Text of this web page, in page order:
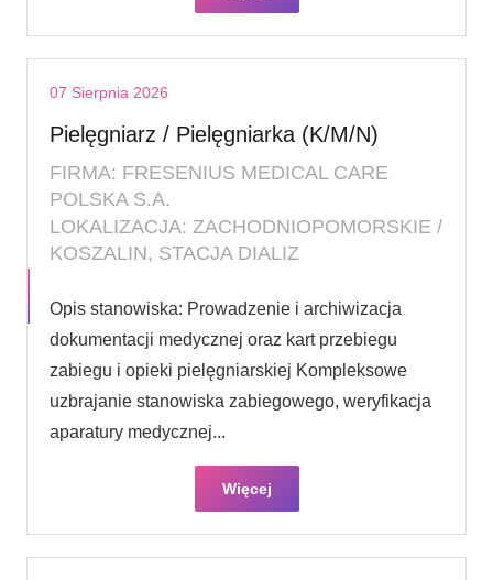
07 Sierpnia 2026
Pielęgniarz / Pielęgniarka (K/M/N)
FIRMA: FRESENIUS MEDICAL CARE
POLSKA S.A.
LOKALIZACJA: ZACHODNIOPOMORSKIE /
KOSZALIN, STACJA DIALIZ
Opis stanowiska: Prowadzenie i archiwizacja
dokumentacji medycznej oraz kart przebiegu
zabiegu i opieki pielęgniarskiej Kompleksowe
uzbrajanie stanowiska zabiegowego, weryfikacja
aparatury medycznej...
Więcej